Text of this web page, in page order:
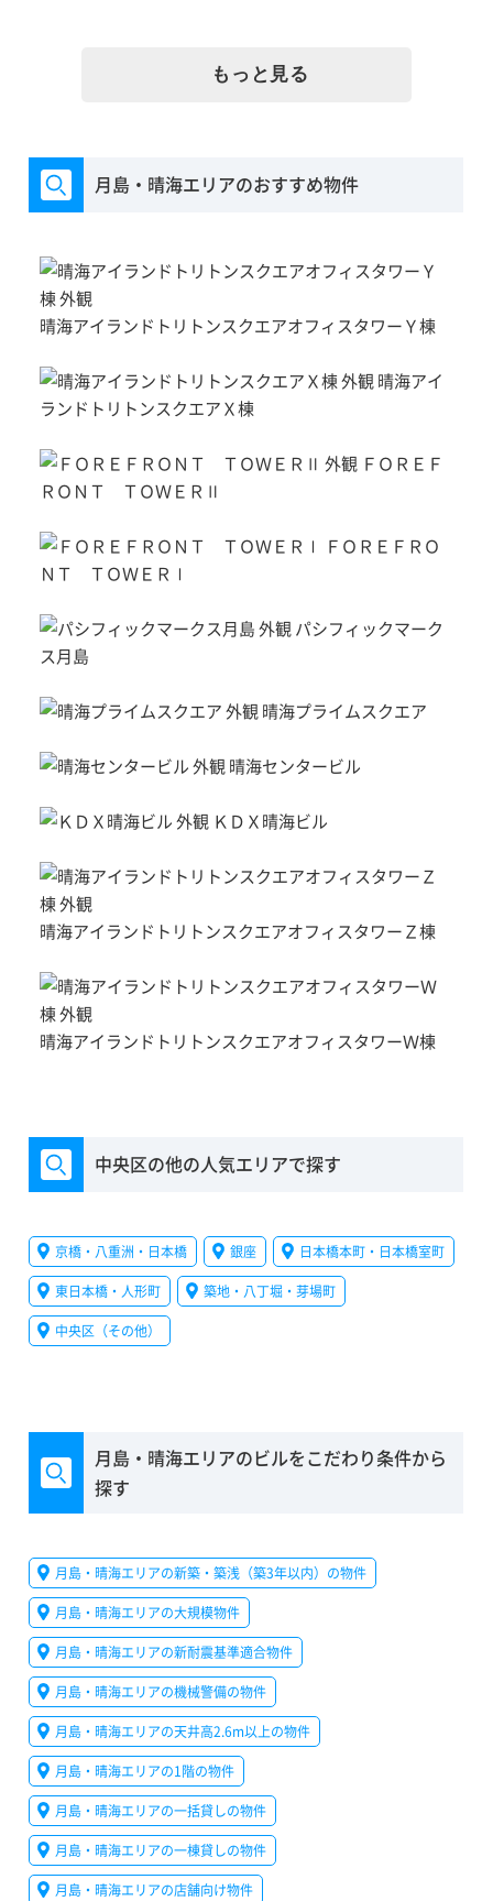
もっと見る
月島・晴海エリアのおすすめ物件
晴海アイランドトリトンスクエアオフィスタワーＹ棟
晴海アイ
ランドトリトンスクエアＸ棟
ＦＯＲＥＦ
ＲＯＮＴ ＴＯＷＥＲⅡ
ＦＯＲＥＦＲＯ
ＮＴ ＴＯＷＥＲⅠ
パシフィックマーク
ス月島
晴海プライムスクエア
晴海センタービル
ＫＤＸ晴海ビル
晴海アイランドトリトンスクエアオフィスタワーＺ棟
晴海アイランドトリトンスクエアオフィスタワーＷ棟
中央区の他の人気エリアで探す
京橋・八重洲・日本橋 銀座 日本橋本町・日本橋室町
東日本橋・人形町 築地・八丁堀・芽場町
中央区（その他）
月島・晴海エリアのビルをこだわり条件から
探す
月島・晴海エリアの新築・築浅（築3年以内）の物件
月島・晴海エリアの大規模物件
月島・晴海エリアの新耐震基準適合物件
月島・晴海エリアの機械警備の物件
月島・晴海エリアの天井高2.6m以上の物件
月島・晴海エリアの1階の物件
月島・晴海エリアの一括貸しの物件
月島・晴海エリアの一棟貸しの物件
月島・晴海エリアの店舗向け物件